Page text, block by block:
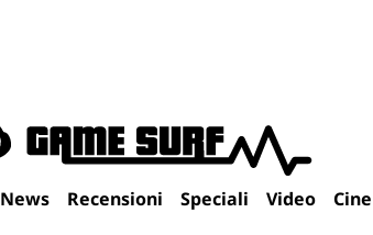
News Recensioni Speciali Video